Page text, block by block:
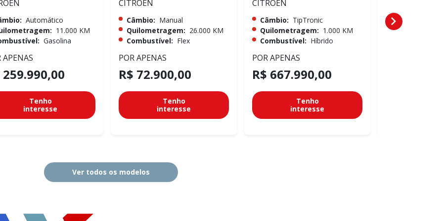
Automático
11.000 KM
Gasolina
APENAS
259.990,00
Tenho
interesse
CITROEN
Câmbio: Manual
Quilometragem: 26.000 KM
Combustível: Flex
POR APENAS
R$ 72.900,00
Tenho
interesse
CITROEN
Câmbio: TipTronic
Quilometragem: 1.000 KM
Combustível: Híbrido
POR APENAS
R$ 667.990,00
Tenho
interesse
Câmbio:
Ver todos os modelos